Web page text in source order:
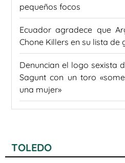
pequeños focos
Ecuador agradece que
Chone Killers en su lista de
Denuncian el logo sexista
Sagunt con un toro
una mujer»
TOLEDO